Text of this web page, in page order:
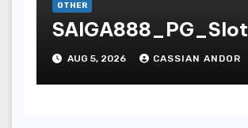
OTHER
SAIGA888_PG_Slot
AUG 5, 2026 CASSIAN ANDOR